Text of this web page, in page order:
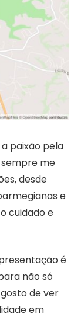
paixão pela
me
desde
e
cuidado e
é
não só
de ver
em